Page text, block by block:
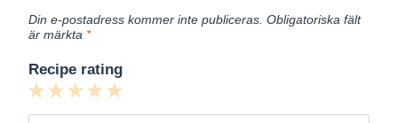
Din e-postadress kommer inte publiceras. Obligatoriska fält
är märkta *
Recipe rating
5
4
3
2
1